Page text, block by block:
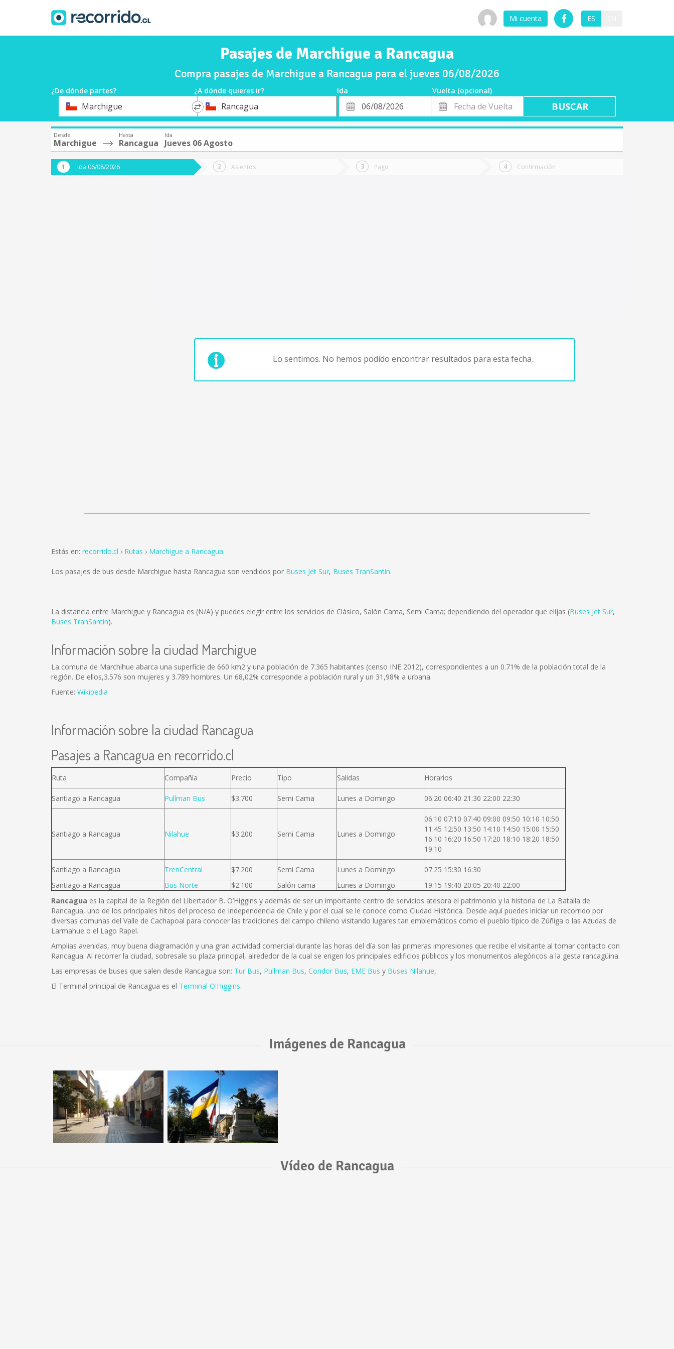
Mi cuenta ES
Pasajes de Marchigue a Rancagua
Compra pasajes de Marchigue a Rancagua para el jueves 06/08/2026
¿De dónde partes? ¿A dónde quieres ir? Ida
Vuelta (opcional)
OrigenMarchigue
*
DestinoRancagua
Fecha
de
Fecha
de
Vuelta
Desde
Marchigue
Hasta
Rancagua
Ida
Jueves 06 Agosto
Ida 06/08/2026 Asientos Pago Confirmación
Lo sentimos. No hemos podido encontrar resultados para esta fecha.
Estás en: recorrido.cl Rutas Marchigue a Rancagua
Los pasajes de bus desde Marchigue hasta Rancagua son vendidos por Buses Jet Sur, Buses TranSantin.
La distancia entre Marchigue y Rancagua es (N/A) y puedes elegir entre los servicios de Clásico, Salón Cama, Semi Cama; dependiendo del operador que elijas (Buses Jet Sur,
Buses TranSantin).
Información sobre la ciudad Marchigue
La comuna de Marchihue abarca una superficie de 660 km2 y una población de 7.365 habitantes (censo INE 2012), correspondientes a un 0.71% de la población total de la
región. De ellos,3.576 son mujeres y 3.789 hombres. Un 68,02% corresponde a población rural y un 31,98% a urbana.
Fuente: Wikipedia
Información sobre la ciudad Rancagua
Pasajes a Rancagua en recorrido.cl
Ruta Compañía Precio Tipo Salidas Horarios
Santiago a Rancagua Pullman Bus $3.700 Semi Cama Lunes a Domingo 06:20 06:40 21:30 22:00 22:30
Santiago a Rancagua Nilahue $3.200 Semi Cama Lunes a Domingo
06:10 07:10 07:40 09:00 09:50 10:10 10:50
11:45 12:50 13:50 14:10 14:50 15:00 15:50
16:10 16:20 16:50 17:20 18:10 18:20 18:50
19:10
Santiago a Rancagua TrenCentral $7.200 Semi Cama Lunes a Domingo
07:25 15:30 16:30
Santiago a Rancagua
Bus Norte $2.100 Salón cama Lunes a Domingo
19:15 19:40 20:05 20:40 22:00
Rancagua es la capital de la Región del Libertador B. O’Higgins y además de ser un importante centro de servicios atesora el patrimonio y la historia de La Batalla de
Rancagua, uno de los principales hitos del proceso de Independencia de Chile y por el cual se le conoce como Ciudad Histórica. Desde aquí puedes iniciar un recorrido por
diversas comunas del Valle de Cachapoal para conocer las tradiciones del campo chileno visitando lugares tan emblemáticos como el pueblo típico de Zúñiga o las Azudas de
Larmahue o el Lago Rapel.
Amplias avenidas, muy buena diagramación y una gran actividad comercial durante las horas del día son las primeras impresiones que recibe el visitante al tomar contacto con
Rancagua. Al recorrer la ciudad, sobresale su plaza principal, alrededor de la cual se erigen los principales edificios públicos y los monumentos alegóricos a la gesta rancagüina.
Las empresas de buses que salen desde Rancagua son: Tur Bus, Pullman Bus, Condor Bus, EME Bus y Buses Nilahue,
El Terminal principal de Rancagua es el Terminal O'Higgins.
Imágenes de Rancagua
Vídeo de Rancagua